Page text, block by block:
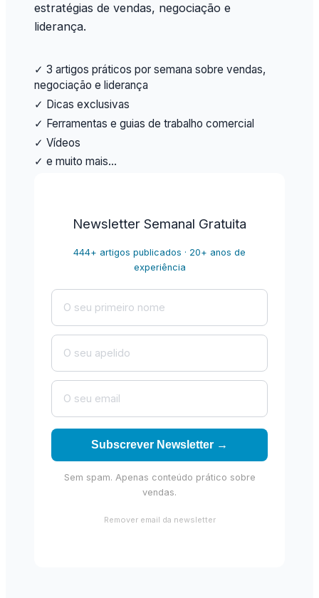
estratégias de vendas, negociação e
liderança.
✓ 3 artigos práticos por semana sobre vendas,
negociação e liderança
✓ Dicas exclusivas
✓ Ferramentas e guias de trabalho comercial
✓ Vídeos
✓ e muito mais…
Newsletter Semanal Gratuita
444+ artigos publicados · 20+ anos de
experiência
Subscrever Newsletter →
Sem spam. Apenas conteúdo prático sobre
vendas.
Remover email da newsletter